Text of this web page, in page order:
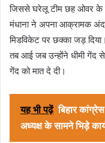
जिससे घरेलू टीम छह ओवर के
मंधाना ने अपना आक्रामक
मिडविकेट पर छक्का जड़
तब आई जब उन्होंने धीमी गेंद
गेंद को मात दे दी।
यह भी पढ़ें बिहार
अध्यक्ष के सामने भिड़े